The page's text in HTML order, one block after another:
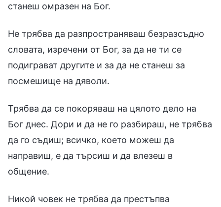
станеш омразен на Бог.
Не трябва да разпространяваш безразсъдно
словата, изречени от Бог, за да не ти се
подиграват другите и за да не станеш за
посмешище на дяволи.
Трябва да се покоряваш на цялото дело на
Бог днес. Дори и да не го разбираш, не трябва
да го съдиш; всичко, което можеш да
направиш, е да търсиш и да влезеш в
общение.
Никой човек не трябва да престъпва